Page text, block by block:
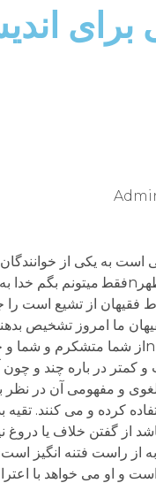
64-شرحی بر
ﻓﻘﻴﻬﺎﻥ اﺯ ﺗﺸﻴﻊ اﺳﺖ ﺭا
ﻣﺎ اﻣﺮﻭﺯ ﺗﺸﺨﻴﺺ
لغوی و مفهومی آن در نظر
کرده و می کنند.
از گفتن خلاف یا دروغ
از راست فتنه انگیز
و او می خواهد با